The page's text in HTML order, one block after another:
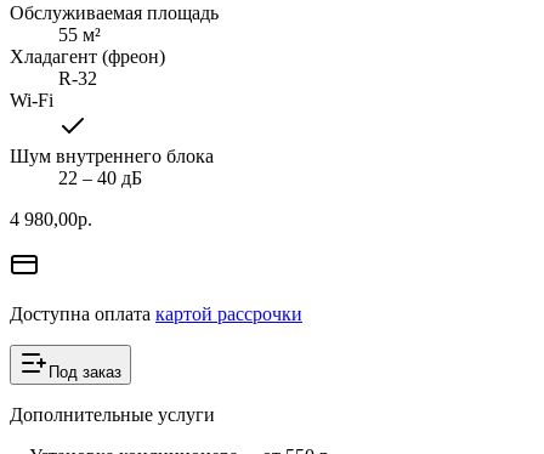
Обслуживаемая площадь
55 м²
Хладагент (фреон)
R-32
Wi-Fi
Шум внутреннего блока
22 ‒ 40 дБ
4 980,00р.
Доступна оплата картой рассрочки
Под заказ
Дополнительные услуги